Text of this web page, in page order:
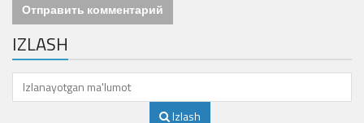
Отправить комментарий
IZLASH
Izlash